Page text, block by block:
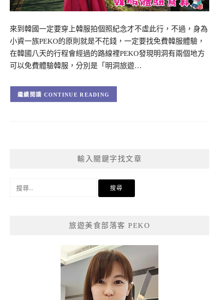
來到韓國一定要穿上韓服拍個照紀念才不虛此行，不過，身為
小資一族PEKO的原則就是不花錢，一定要找免費韓服體驗，
在韓國八天的行程會經過的路線裡PEKO發現明洞有兩個地方
可以免費體驗韓服，分別是「明洞旅遊…
CONTINUE READING
輸入關鍵字找文章
旅遊美食部落客 PEKO